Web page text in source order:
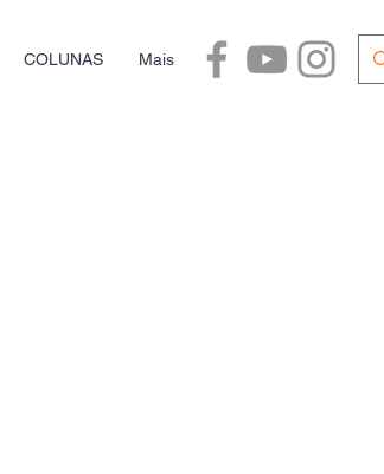
COLUNAS Mais